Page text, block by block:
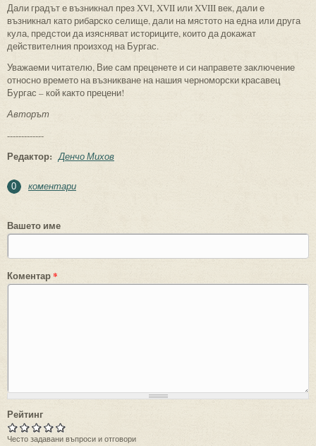
Дали градът е възникнал през XVI, XVII или XVIII век, дали е
възникнал като рибарско селище, дали на мястото на една или друга
кула, предстои да изясняват историците, които да докажат
действителния произход на Бургас.
Уважаеми читателю, Вие сам преценете и си направете заключение
относно времето на възникване на нашия черноморски красавец
Бургас – кой както прецени!
Авторът
-------------
Редактор: Денчо Михов
0 коментари
Вашето име
Коментар*
Рейтинг
Често задавани въпроси и отговори